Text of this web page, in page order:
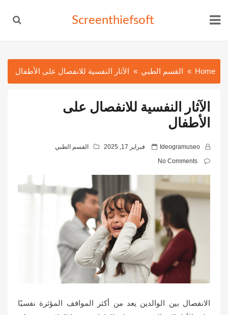
Screenthiefsoft
Home القسم الطبي الآثار النفسية للانفصال على الأطفال
الآثار النفسية للانفصال على
الأطفال
Ideogramuseo
P
d
o
n
فبراير 17, 2025
القسم الطبي
No Comments
الانفصال بين الوالدين يعد من أكثر المواقف المؤثرة نفسيًا